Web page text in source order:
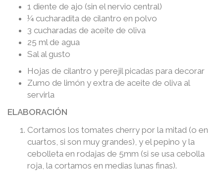
1 diente de ajo (sin el nervio central)
¼ cucharadita de cilantro en polvo
3 cucharadas de aceite de oliva
25 ml de agua
Sal al gusto
Hojas de cilantro y perejil picadas para decorar
Zumo de limón y extra de aceite de oliva al
servirla
ELABORACIÓN
Cortamos los tomates cherry por la mitad (o en
cuartos, si son muy grandes), y el pepino y la
cebolleta en rodajas de 5mm (si se usa cebolla
roja, la cortamos en medias lunas finas).